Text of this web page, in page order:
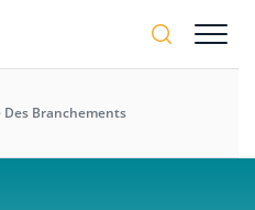
Des Branchements